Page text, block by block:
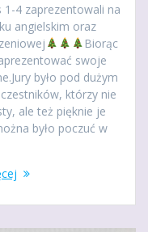
1-4 zaprezentowali na
angielskim oraz
Biorąc
swoje
było pod dużym
którzy nie
ale też pięknie je
było poczuć w